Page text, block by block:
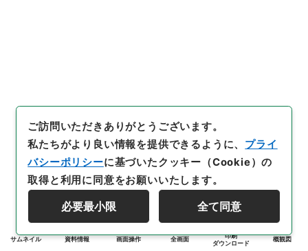
サムネイル 資料情報 画面操作 全画面
印刷
ダウンロード
概観図
ご訪問いただきありがとうございます。
私たちがより良い情報を提供できるように、 プライ
バシーポリシーに基づいたクッキー（Cookie）の
取得と利用に同意をお願いいたします。
必要最小限 全て同意